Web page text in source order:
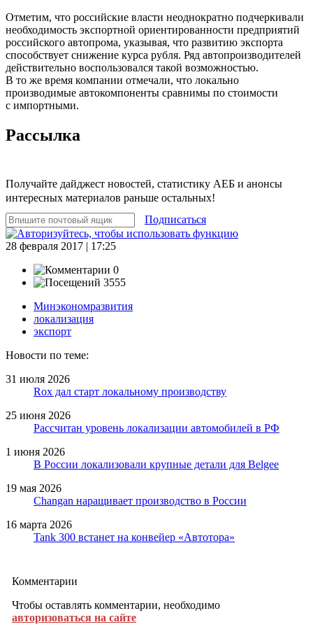
Отметим, что российские власти неоднократно подчеркивали
необходимость экспортной ориентированности предприятий
российского автопрома, указывая, что развитию экспорта
способствует снижение курса рубля. Ряд автопроизводителей
действительно воспользовался такой возможностью.
В то же время компании отмечали, что локально
производимые автокомпоненты сравнимы по стоимости
с импортными.
Рассылка
Получайте дайджест новостей, статистику АЕБ и анонсы
интересных материалов раньше остальных!
Подписаться
28 февраля 2017 | 17:25
0
3555
Минэкономразвития
локализация
экспорт
Новости по теме:
31 июля 2026
Rox дал старт локальному производству
25 июня 2026
Рассчитан уровень локализации автомобилей в РФ
1 июня 2026
В России локализовали крупные детали для Belgee
19 мая 2026
Changan наращивает производство в России
16 марта 2026
Tank 300 встанет на конвейер «Автотора»
Комментарии
Чтобы оставлять комментарии, необходимо
авторизоваться на сайте